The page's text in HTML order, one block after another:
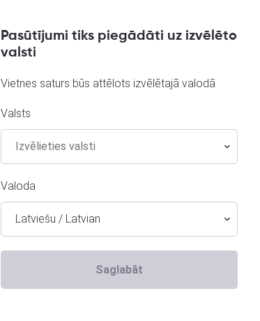
8.00€
Pasūtījumi tiks piegādāti uz izvēlēto
valsti
Vietnes saturs būs attēlots izvēlētajā valodā
Valsts
Valoda
Latviešu / Latvian
Saglabāt